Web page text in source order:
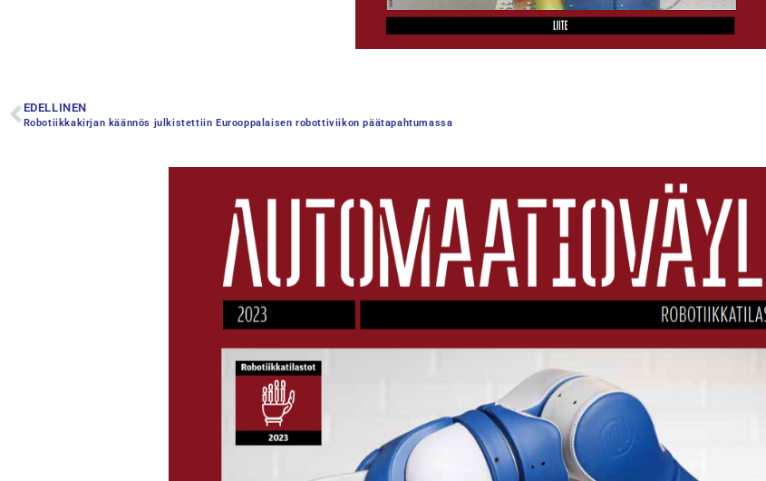
EDELLINEN
Robotiikkakirjan käännös julkistettiin Eurooppalaisen robottiviikon päätapahtumassa